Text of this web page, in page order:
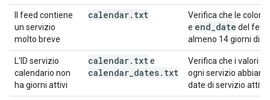
Il feed contiene
un servizio
molto breve
calendar. txt
Verifica che le
e end date del
almeno 14 giorni di
L'ID servizio
calendario non
ha giorni attivi
calendar. txte
calendar dates. txt
Verifica che i valori
ogni servizio
date di servizio attivo.